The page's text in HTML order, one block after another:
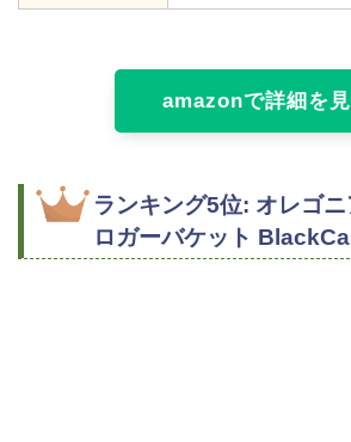
amazonで詳細を
ランキング5位: オレゴ
ロガーバケット